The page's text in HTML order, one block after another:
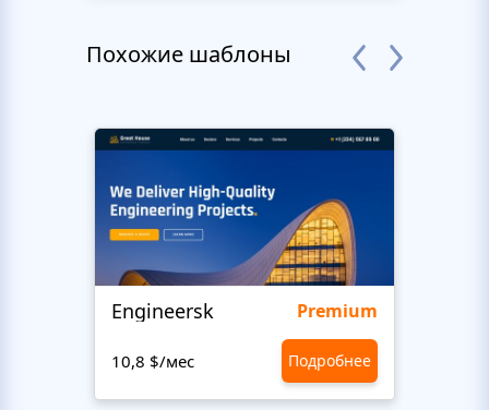
Похожие шаблоны
Engineersk Premium
10,8 $/мес Подробнее